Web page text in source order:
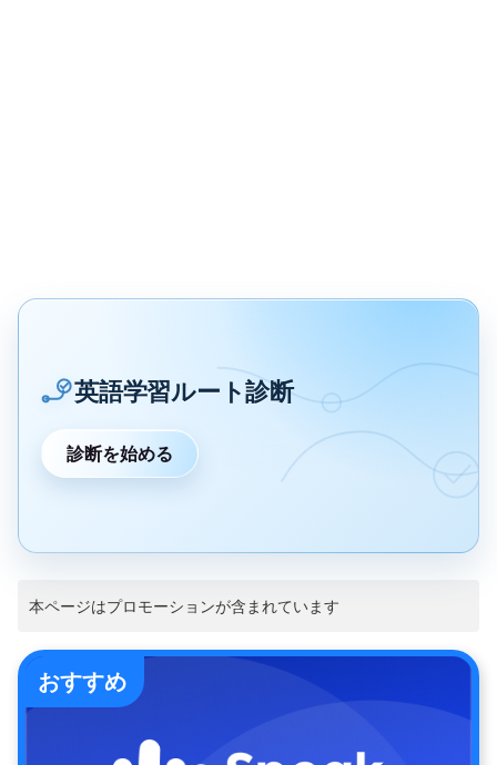
英語学習ルート診断
診断を始める
本ページはプロモーションが含まれています
おすすめ